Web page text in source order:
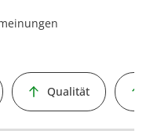
Qualität